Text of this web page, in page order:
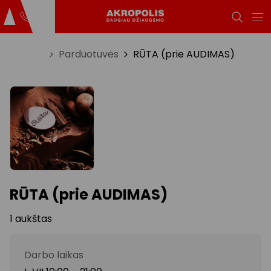
Parduotuvės RŪTA (prie AUDIMAS)
RŪTA (prie AUDIMAS)
1 aukštas
Darbo laikas